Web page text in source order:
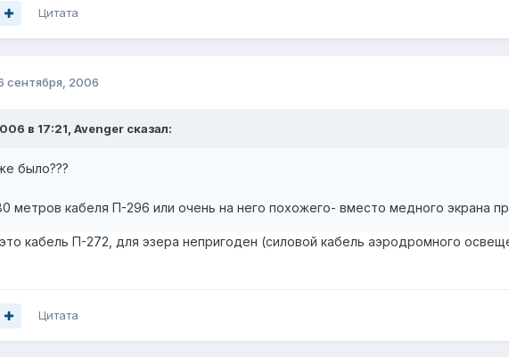
Цитата
сентября, 2006
в 17:21, Avenger сказал:
было???
метров кабеля П-296 или очень на него похожего- вместо медного экрана
кабель П-272, для эзера непригоден (силовой кабель аэродромного
Цитата